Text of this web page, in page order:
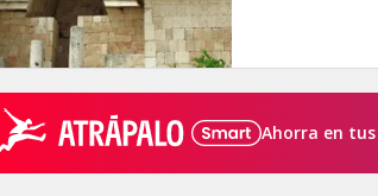
Ahorra en